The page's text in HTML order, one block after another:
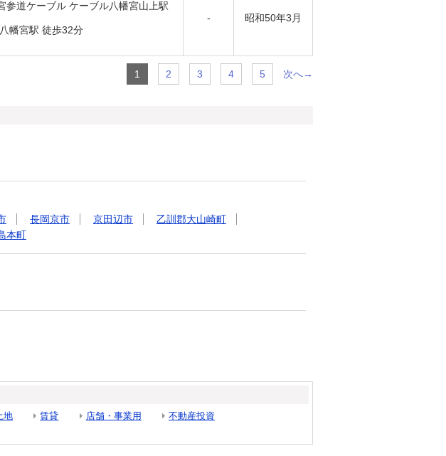
参道ケーブル ケーブル八幡宮山上駅
幡宮駅 徒歩32分
- 昭和50年3月
1 2 3 4 5 次へ→
長岡京市 京田辺市
乙訓郡大山崎町
本町
地 賃貸 店舗・事業用
不動産投資